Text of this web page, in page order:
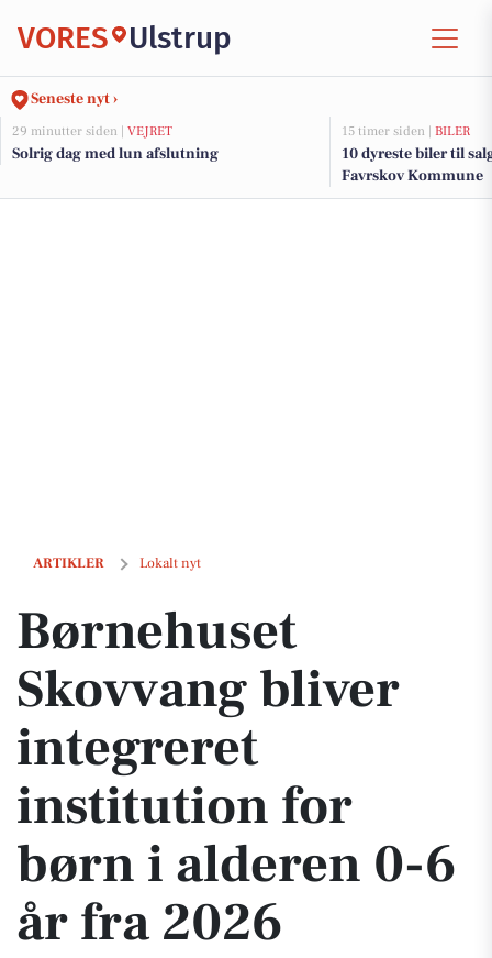
VORES Ulstrup
Seneste nyt ›
29 minutter siden | VEJRET
Solrig dag med lun afslutning
15 timer siden | BILER
10 dyreste biler til
Favrskov Kommune
ARTIKLER Lokalt nyt
Børnehuset Skovvang bliver integreret institution for børn i alderen
Børnehuset
Skovvang bliver
integreret
institution for
børn i alderen 0-6
år fra 2026